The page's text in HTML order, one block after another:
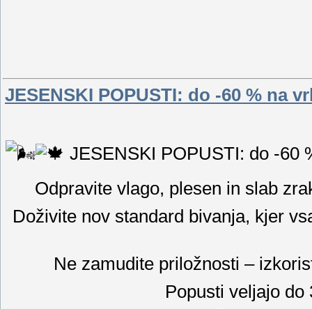
JESENSKI POPUSTI: do -60 % na
JESENSKI POPUSTI: do -60
Odpravite vlago, plesen in slab
Doživite nov standard bivanja, kjer
Ne zamudite priložnosti –
Popusti veljajo do